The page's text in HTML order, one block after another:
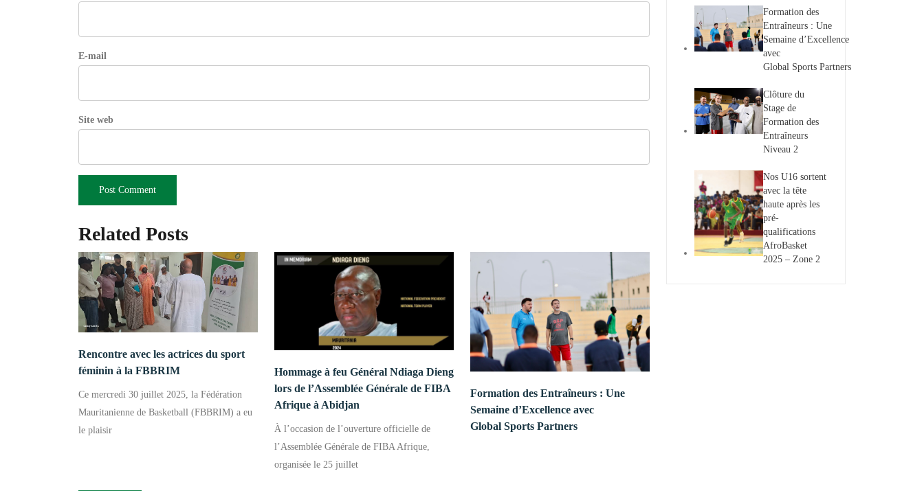
E-mail
Site web
Related Posts
Rencontre avec les actrices du sport
féminin à la FBBRIM
Ce mercredi 30 juillet 2025, la Fédération
Mauritanienne de Basketball (FBBRIM) a eu
le plaisir
Hommage à feu Général Ndiaga Dieng
lors de l’Assemblée Générale de FIBA
Afrique à Abidjan
À l’occasion de l’ouverture officielle de
l’Assemblée Générale de FIBA Afrique,
organisée le 25 juillet
Formation des Entraîneurs : Une
Semaine d’Excellence avec
Global Sports Partners
Formation des
Entraîneurs : Une
Semaine d’Excellence
avec
Global Sports Partners
Clôture du
Stage de
Formation des
Entraîneurs
Niveau 2
Nos U16 sortent
avec la tête
haute après les
pré-
qualifications
AfroBasket
2025 – Zone 2